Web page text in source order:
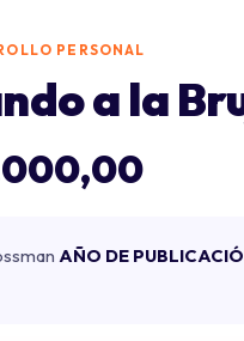
PERSONAL
a la
AÑO DE